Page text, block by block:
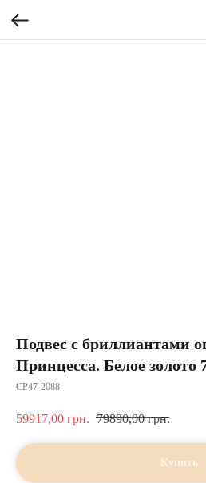
Подвес с бриллиантами
Принцесса. Белое золото
CP47-2088
59917,00 грн. 79890,00 грн.
Купить